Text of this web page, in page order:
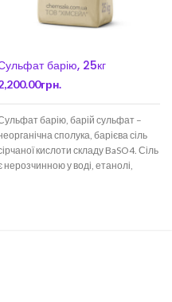
барію, 25кг
грн.
барію, барій сульфат –
сполука, барієва сіль
кислоти складу BaSO4. Сіль
нерозчинною у воді, етанолі,